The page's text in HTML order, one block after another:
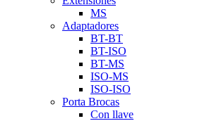
MS
Adaptadores
BT-BT
BT-ISO
BT-MS
ISO-MS
ISO-ISO
Porta Brocas
Con llave